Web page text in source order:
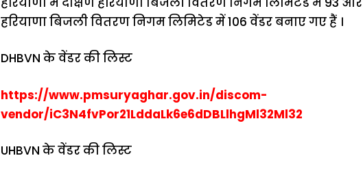
हरियाणा बिजली वितरण निगम लिमिटेड में 106 वेंडर बनाए गए हैं ।
DHBVN के वेंडर की लिस्ट
https://www.pmsuryaghar.gov.in/discom-
vendor/iC3N4fvPor21LddaLk6e6dDBLlhgMl32Ml32
UHBVN के वेंडर की लिस्ट